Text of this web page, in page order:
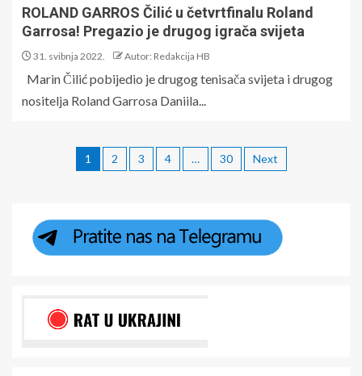
ROLAND GARROS Čilić u četvrtfinalu Roland
Garrosa! Pregazio je drugog igrača svijeta
31. svibnja 2022. Autor: Redakcija HB
Marin Čilić pobijedio je drugog tenisača svijeta i drugog
nositelja Roland Garrosa Daniila...
1 2 3 4 … 30 Next